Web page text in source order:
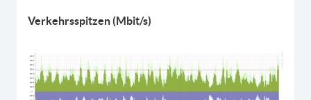
Verkehrsspitzen (Mbit/s)